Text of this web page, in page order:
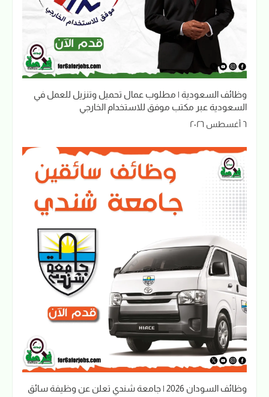
وظائف السعودية | مطلوب عمال تحميل وتنزيل للعمل في
السعودية عبر مكتب موفق للاستخدام الخارجي
٦ أغسطس ٢٠٢٦
وظائف السودان 2026 | جامعة شندي تعلن عن وظيفة سائق